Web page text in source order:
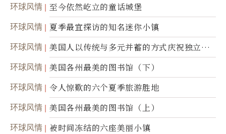
环球风情 至今依然屹立的童话城堡
环球风情 夏季最宜探访的知名迷你小镇
环球风情
美国人以传统与多元并蓄的方式庆祝独立日2
50周年
环球风情 美国各州最美的图书馆（下）
环球风情 令人惊歎的六个夏季旅游胜地
环球风情 美国各州最美的图书馆（上）
环球风情 被时间冻结的六座美丽小镇